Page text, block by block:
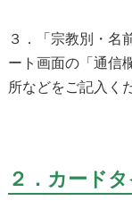
３．「宗教別・名
ート画面の「通信
所などをご記入く
２．カード